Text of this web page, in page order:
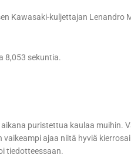
Kawasaki-kuljettajan Lenandro
8,053 sekuntia.
puristettua kaulaa muihin.
ajaa niitä hyviä
tiedotteessaan.